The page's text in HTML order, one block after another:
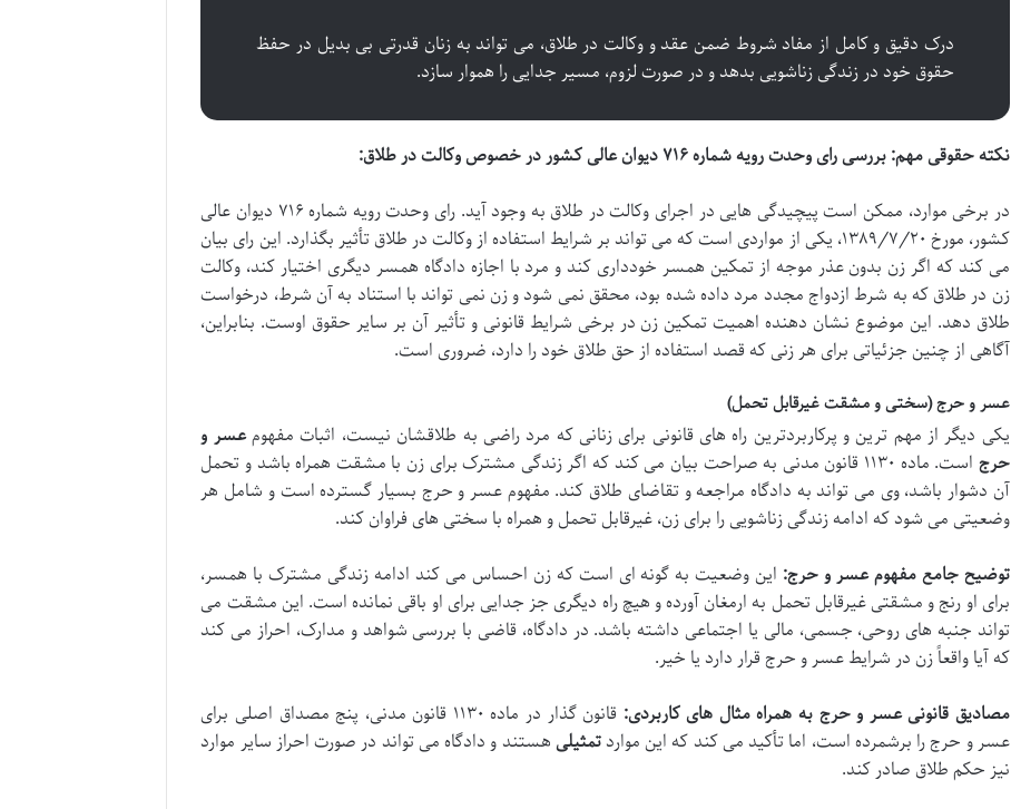
درک دقیق و کامل از مفاد شروط ضمن عقد و وکالت در طلاق، می تواند به زنان قدرتی بی بدیل در حفظ
حقوق خود در زندگی زناشویی بدهد و در صورت لزوم، مسیر جدایی را هموار سازد.
نکته حقوقی مهم: بررسی رای وحدت رویه شماره ۷۱۶ دیوان عالی کشور در خصوص وکالت در طلاق:
در برخی موارد، ممکن است پیچیدگی هایی در اجرای وکالت در طلاق به وجود آید. رای وحدت رویه شماره ۷۱۶ دیوان عالی
کشور، مورخ ۱۳۸۹/۷/۲۰، یکی از مواردی است که می تواند بر شرایط استفاده از وکالت در طلاق تأثیر بگذارد. این رای بیان
می کند که اگر زن بدون عذر موجه از تمکین همسر خودداری کند و مرد با اجازه دادگاه همسر دیگری اختیار کند، وکالت
زن در طلاق که به شرط ازدواج مجدد مرد داده شده بود، محقق نمی شود و زن نمی تواند با استناد به آن شرط، درخواست
طلاق دهد. این موضوع نشان دهنده اهمیت تمکین زن در برخی شرایط قانونی و تأثیر آن بر سایر حقوق اوست. بنابراین،
آگاهی از چنین جزئیاتی برای هر زنی که قصد استفاده از حق طلاق خود را دارد، ضروری است.
عسر و حرج (سختی و مشقت غیرقابل تحمل)
یکی دیگر از مهم ترین و پرکاربردترین راه های قانونی برای زنانی که مرد راضی به طلاقشان نیست، اثبات مفهومعسر و
حرج
است. ماده ۱۱۳۰ قانون مدنی به صراحت بیان می کند که اگر زندگی مشترک برای زن با مشقت همراه باشد و تحمل
آن دشوار باشد، وی می تواند به دادگاه مراجعه و تقاضای طلاق کند. مفهوم عسر و حرج بسیار گسترده است و شامل هر
وضعیتی می شود که ادامه زندگی زناشویی را برای زن، غیرقابل تحمل و همراه با سختی های فراوان کند.
توضیح جامع مفهوم عسر و حرج: این وضعیت به گونه ای است که زن احساس می کند ادامه زندگی مشترک با همسر،
برای او رنج و مشقتی غیرقابل تحمل به ارمغان آورده و هیچ راه دیگری جز جدایی برای او باقی نمانده است. این مشقت می
تواند جنبه های روحی، جسمی، مالی یا اجتماعی داشته باشد. در دادگاه، قاضی با بررسی شواهد و مدارک، احراز می کند
که آیا واقعاً زن در شرایط عسر و حرج قرار دارد یا خیر.
مصادیق قانونی عسر و حرج به همراه مثال های کاربردی:
قانون گذار در ماده ۱۱۳۰ قانون مدنی، پنج مصداق اصلی برای
عسر و حرج را برشمرده است، اما تأکید می کند که این مواردتمثیلیهستند و دادگاه می تواند در صورت احراز سایر موارد
نیز حکم طلاق صادر کند.